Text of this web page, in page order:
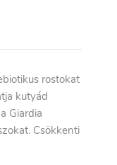
rostokat
kutyád
Giardia
Csökkenti